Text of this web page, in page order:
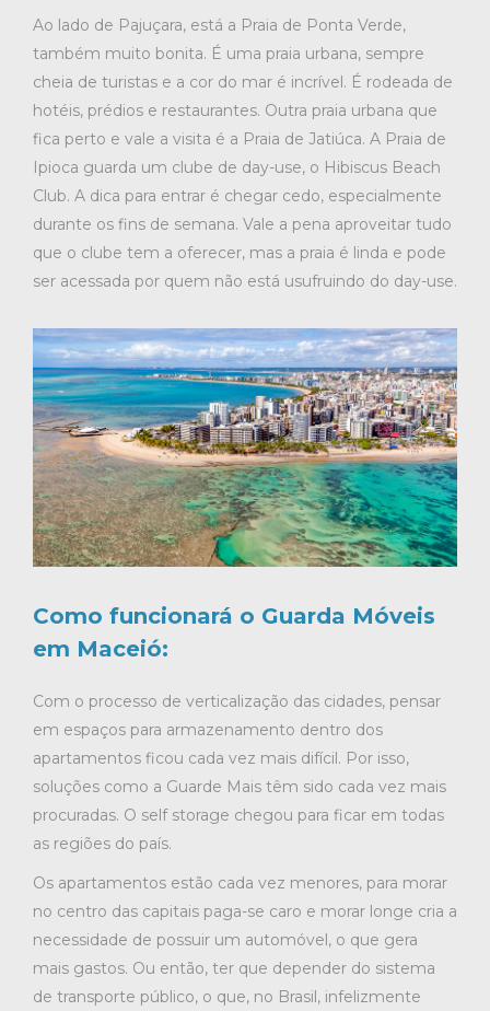
Ao lado de Pajuçara, está a Praia de Ponta Verde,
também muito bonita. É uma praia urbana, sempre
cheia de turistas e a cor do mar é incrível. É rodeada de
hotéis, prédios e restaurantes. Outra praia urbana que
fica perto e vale a visita é a Praia de Jatiúca. A Praia de
Ipioca guarda um clube de day-use, o Hibiscus Beach
Club. A dica para entrar é chegar cedo, especialmente
durante os fins de semana. Vale a pena aproveitar tudo
que o clube tem a oferecer, mas a praia é linda e pode
ser acessada por quem não está usufruindo do day-use.
Como funcionará o Guarda Móveis
em Maceió:
Com o processo de verticalização das cidades, pensar
em espaços para armazenamento dentro dos
apartamentos ficou cada vez mais difícil. Por isso,
soluções como a Guarde Mais têm sido cada vez mais
procuradas. O self storage chegou para ficar em todas
as regiões do país.
Os apartamentos estão cada vez menores, para morar
no centro das capitais paga-se caro e morar longe cria a
necessidade de possuir um automóvel, o que gera
mais gastos. Ou então, ter que depender do sistema
de transporte público, o que, no Brasil, infelizmente